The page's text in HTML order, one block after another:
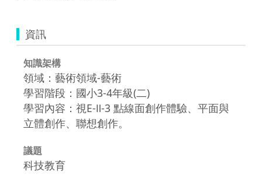
資訊
知識架構
領域：藝術領域-藝術
學習階段：國小3-4年級(二)
學習內容：視E-Ⅱ-3 點線面創作體驗、平面與
立體創作、聯想創作。
議題
科技教育